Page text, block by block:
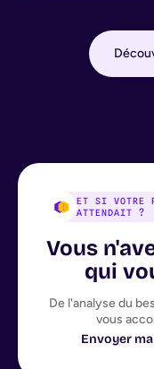
ET SI VOTRE
ATTENDAIT ?
Vous
qui
De l'analyse du
vous
Envoyer